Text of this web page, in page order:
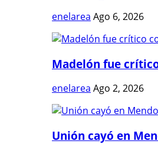
enelarea Ago 6, 2026
Madelón fue
enelarea Ago 2, 2026
Unión cayó en